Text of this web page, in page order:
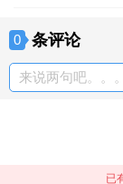
0 条评论
来说两句吧。。。
已